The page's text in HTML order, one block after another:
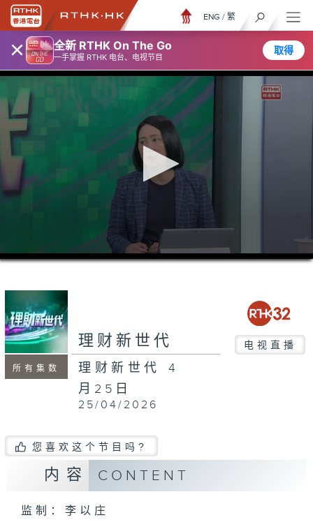
× 全新 RTHK On The Go
一手掌握 RTHK 电台、电视节目
取得
ENG / 繁
0
seconds
seconds
所有集数
理财新世代 电视直播
理财新世代 4
月25日
25/04/2026
您喜欢这个节目吗?
内容 CONTENT
监制：李以庄